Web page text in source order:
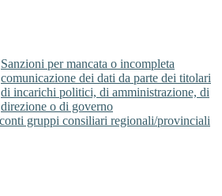
Sanzioni per mancata o incompleta
comunicazione dei dati da parte dei titolari
di incarichi politici, di amministrazione, di
direzione o di governo
gruppi consiliari regionali/provinciali